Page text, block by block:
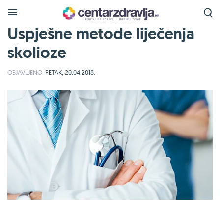
Uspješne metode liječenja
skolioze
OBJAVLJENO: PETAK, 20.04.2018.